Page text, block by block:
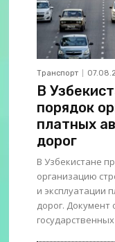
Транспорт
В
порядок
платных
дорог
В Узбекистане
организацию
и эксплуатации
дорог. Документ